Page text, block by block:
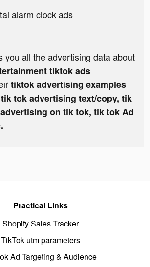
alarm clock ads
you all the advertising data about
tiktok ads
tiktok advertising examples
tok advertising text/copy, tik
on tik tok, tik tok Ad
Practical Links
Shopify Sales Tracker
TikTok utm parameters
Ad Targeting & Audience